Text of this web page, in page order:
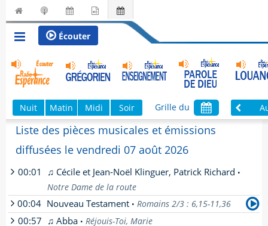
Écouter
Nuit Matin Midi Soir Grille du
Liste des pièces musicales et émissions
diffusées le vendredi 07 août 2026
00:01 ♫ Cécile et Jean-Noël Klinguer, Patrick Richard •
Notre Dame de la route
00:04 Nouveau Testament • Romains 2/3 : 6,15-11,36
00:57 ♫ Abba • Réjouis-Toi, Marie